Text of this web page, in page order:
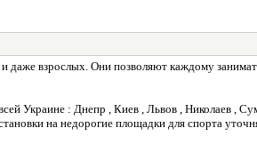
даже взрослых. Они позволяют каждому
Украине : Днепр , Киев , Львов , Николаев ,
на недорогие площадки для спорта